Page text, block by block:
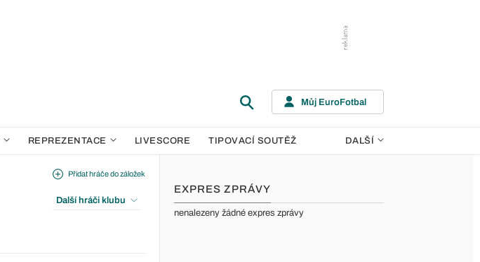
Můj EuroFotbal
REPREZENTACE LIVESCORE TIPOVACÍ SOUTĚŽ DALŠÍ
Přidat hráče do záložek
Další hráči klubu
EXPRES ZPRÁVY
nenalezeny žádné expres zprávy